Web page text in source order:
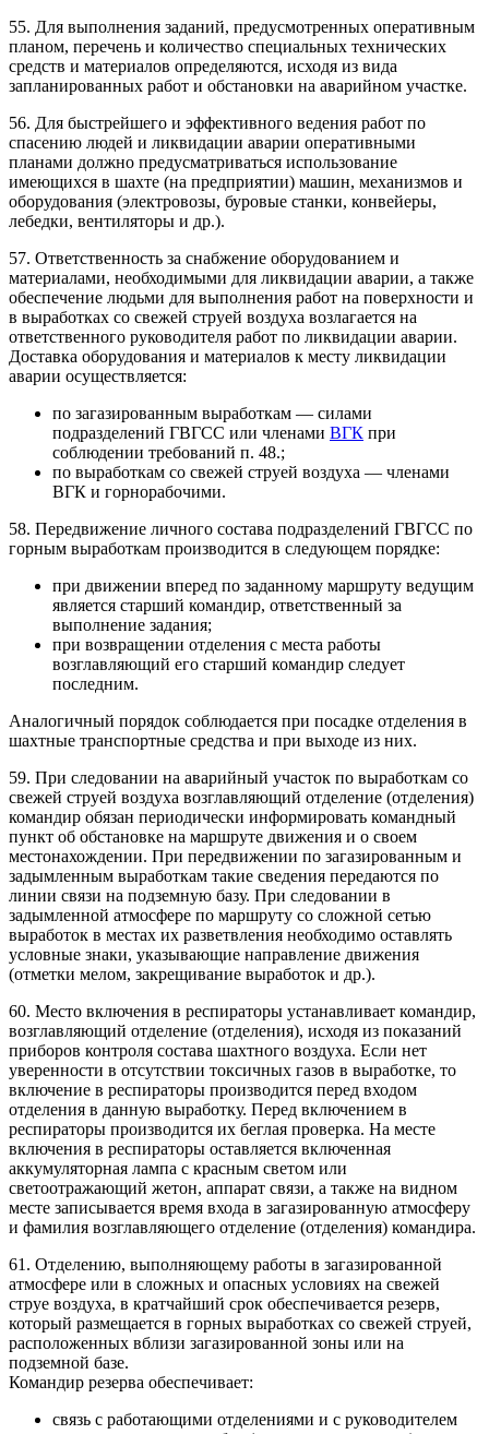
55. Для выполнения заданий, предусмотренных оперативным
планом, перечень и количество специальных технических
средств и материалов определяются, исходя из вида
запланированных работ и обстановки на аварийном участке.
56. Для быстрейшего и эффективного ведения работ по
спасению людей и ликвидации аварии оперативными
планами должно предусматриваться использование
имеющихся в шахте (на предприятии) машин, механизмов и
оборудования (электровозы, буровые станки, конвейеры,
лебедки, вентиляторы и др.).
57. Ответственность за снабжение оборудованием и
материалами, необходимыми для ликвидации аварии, а также
обеспечение людьми для выполнения работ на поверхности и
в выработках со свежей струей воздуха возлагается на
ответственного руководителя работ по ликвидации аварии.
Доставка оборудования и материалов к месту ликвидации
аварии осуществляется:
по загазированным выработкам — силами
подразделений ГВГСС или членами ВГК при
соблюдении требований п. 48.;
по выработкам со свежей струей воздуха — членами
ВГК и горнорабочими.
58. Передвижение личного состава подразделений ГВГСС по
горным выработкам производится в следующем порядке:
при движении вперед по заданному маршруту ведущим
является старший командир, ответственный за
выполнение задания;
при возвращении отделения с места работы
возглавляющий его старший командир следует
последним.
Аналогичный порядок соблюдается при посадке отделения в
шахтные транспортные средства и при выходе из них.
59. При следовании на аварийный участок по выработкам со
свежей струей воздуха возглавляющий отделение (отделения)
командир обязан периодически информировать командный
пункт об обстановке на маршруте движения и о своем
местонахождении. При передвижении по загазированным и
задымленным выработкам такие сведения передаются по
линии связи на подземную базу. При следовании в
задымленной атмосфере по маршруту со сложной сетью
выработок в местах их разветвления необходимо оставлять
условные знаки, указывающие направление движения
(отметки мелом, закрещивание выработок и др.).
60. Место включения в респираторы устанавливает командир,
возглавляющий отделение (отделения), исходя из показаний
приборов контроля состава шахтного воздуха. Если нет
уверенности в отсутствии токсичных газов в выработке, то
включение в респираторы производится перед входом
отделения в данную выработку. Перед включением в
респираторы производится их беглая проверка. На месте
включения в респираторы оставляется включенная
аккумуляторная лампа с красным светом или
светоотражающий жетон, аппарат связи, а также на видном
месте записывается время входа в загазированную атмосферу
и фамилия возглавляющего отделение (отделения) командира.
61. Отделению, выполняющему работы в загазированной
атмосфере или в сложных и опасных условиях на свежей
струе воздуха, в кратчайший срок обеспечивается резерв,
который размещается в горных выработках со свежей струей,
расположенных вблизи загазированной зоны или на
подземной базе.
Командир резерва обеспечивает:
связь с работающими отделениями и с руководителем